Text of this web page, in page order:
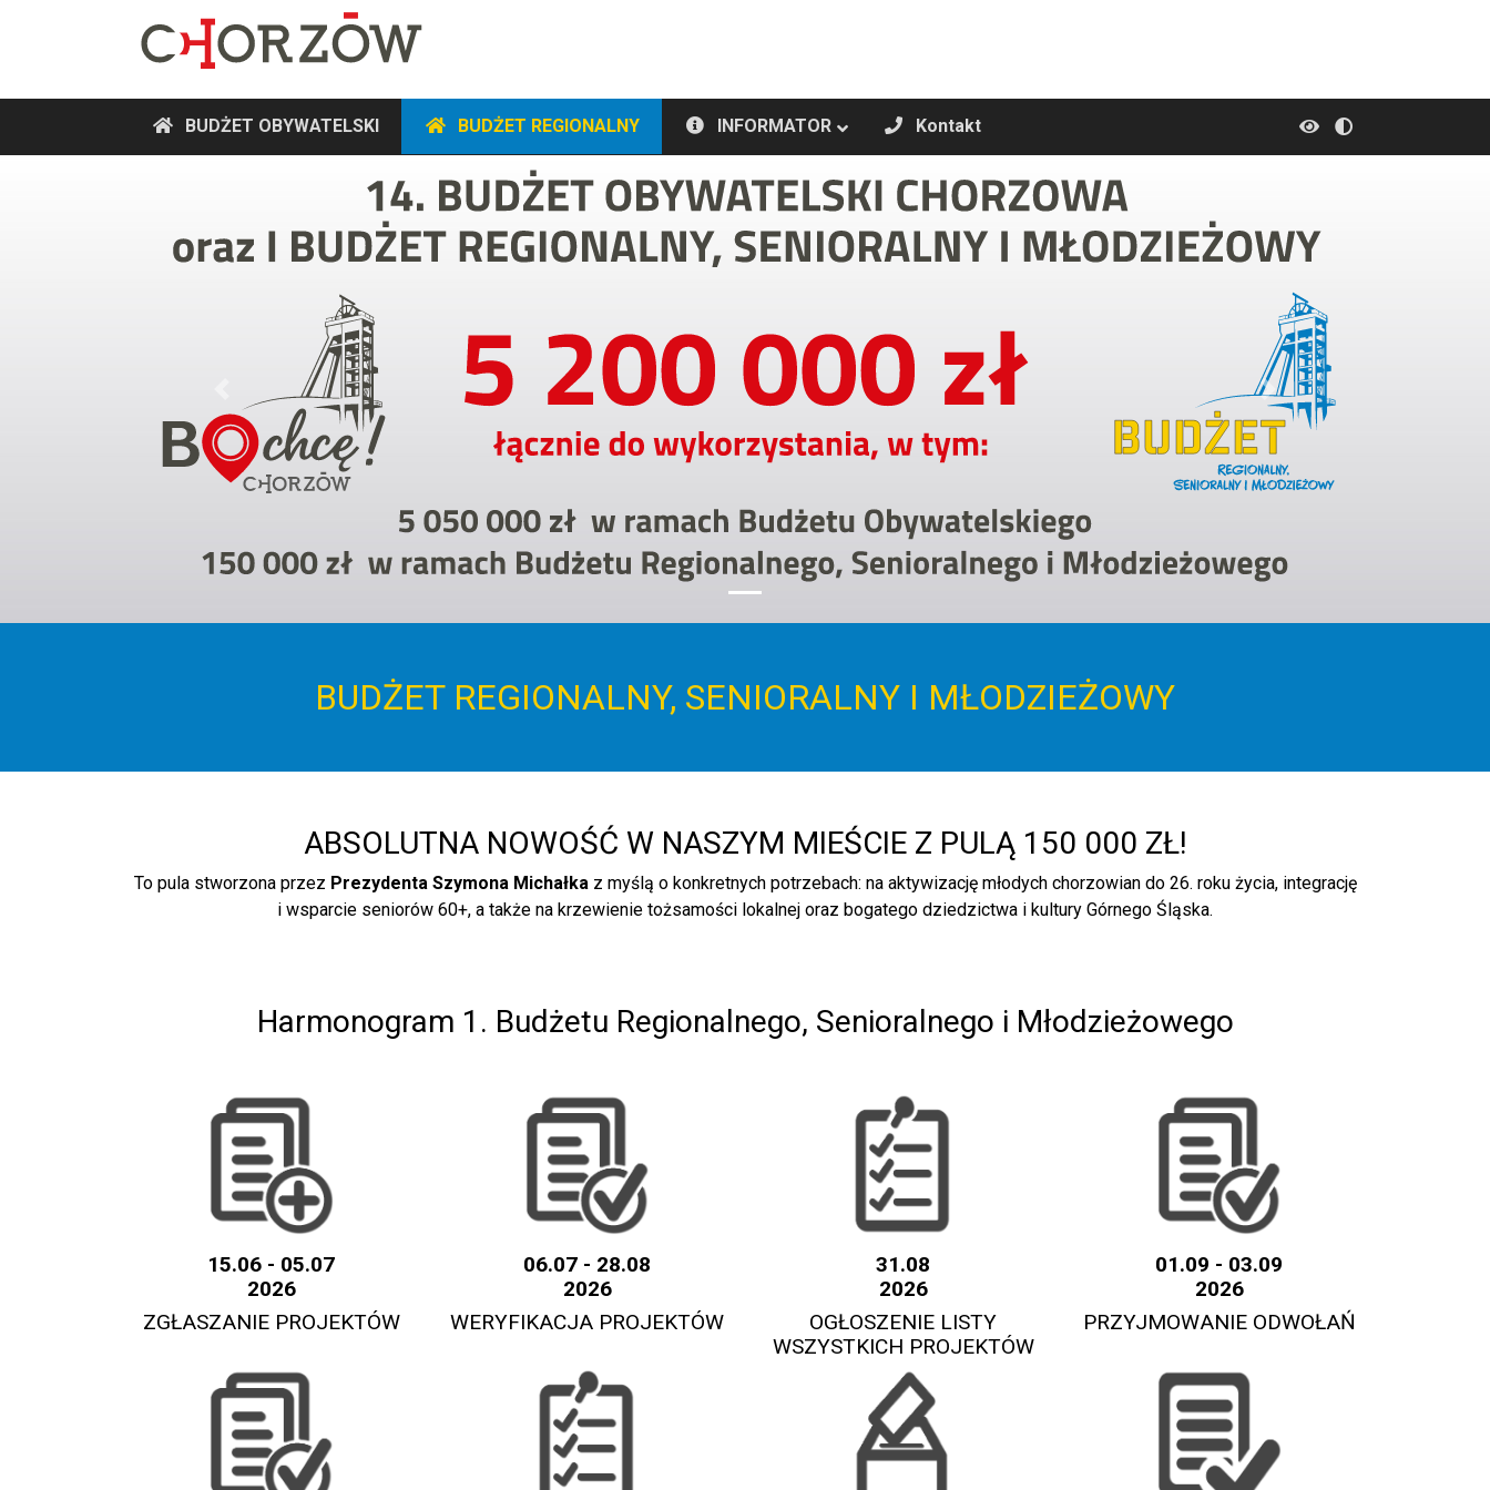
BUDŻET OBYWATELSKI BUDŻET REGIONALNY INFORMATOR Kontakt Font
Previous Next
BUDŻET REGIONALNY, SENIORALNY I MŁODZIEŻOWY
ABSOLUTNA NOWOŚĆ W NASZYM MIEŚCIE Z PULĄ 150 000 ZŁ!
To pula stworzona przez Prezydenta Szymona Michałkaz myślą o konkretnych potrzebach: na aktywizację młodych chorzowian do 26. roku życia, integrację
i wsparcie seniorów 60+, a także na krzewienie tożsamości lokalnej oraz bogatego dziedzictwa i kultury Górnego Śląska.
Harmonogram 1. Budżetu Regionalnego, Senioralnego i Młodzieżowego
15.06 - 05.07
2026
ZGŁASZANIE PROJEKTÓW
06.07 - 28.08
2026
WERYFIKACJA PROJEKTÓW
31.08
2026
OGŁOSZENIE LISTY
WSZYSTKICH PROJEKTÓW
01.09 - 03.09
2026
PRZYJMOWANIE ODWOŁAŃ